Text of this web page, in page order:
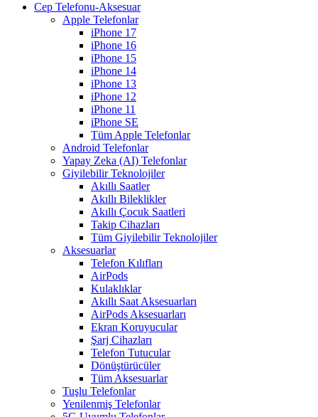
Cep Telefonu-Aksesuar
Apple Telefonlar
iPhone 17
iPhone 16
iPhone 15
iPhone 14
iPhone 13
iPhone 12
iPhone 11
iPhone SE
Tüm Apple Telefonlar
Android Telefonlar
Yapay Zeka (AI) Telefonlar
Giyilebilir Teknolojiler
Akıllı Saatler
Akıllı Bileklikler
Akıllı Çocuk Saatleri
Takip Cihazları
Tüm Giyilebilir Teknolojiler
Aksesuarlar
Telefon Kılıfları
AirPods
Kulaklıklar
Akıllı Saat Aksesuarları
AirPods Aksesuarları
Ekran Koruyucular
Şarj Cihazları
Telefon Tutucular
Dönüştürücüler
Tüm Aksesuarlar
Tuşlu Telefonlar
Yenilenmiş Telefonlar